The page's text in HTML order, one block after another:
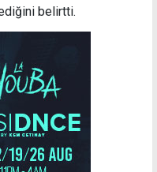
belirtti.